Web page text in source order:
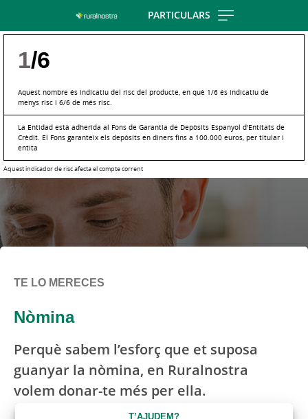
Skip
PARTICULARS
1/6
Aquest nombre és indicatiu del risc del producte, en què 1/6 és indicatiu de
menys risc i 6/6 de més risc.
La Entidad està adherida al Fons de Garantia de Depòsits Espanyol d'Entitats de
Crèdit. El Fons garanteix els depòsits en diners fins a 100.000 euros, per titular i
entita
Aquest indicador de risc afecta el compte corrent
TE LO MERECES
Nòmina
Perquè sabem l’esforç que et suposa
guanyar la nòmina, en Ruralnostra
volem donar-te més per ella.
T’AJUDEM?